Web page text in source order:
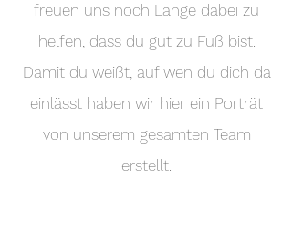
freuen uns noch Lange dabei zu
helfen, dass du gut zu Fuß bist.
Damit du weißt, auf wen du dich da
einlässt haben wir hier ein Porträt
von unserem gesamten Team
erstellt.